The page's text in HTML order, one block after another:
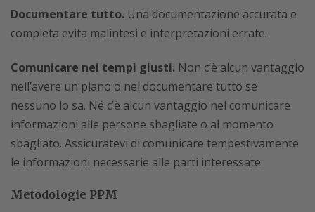
Documentare tutto. Una documentazione accurata e
completa evita malintesi e interpretazioni errate.
Comunicare nei tempi giusti. Non c’è alcun vantaggio
nell’avere un piano o nel documentare tutto se
nessuno lo sa. Né c’è alcun vantaggio nel comunicare
informazioni alle persone sbagliate o al momento
sbagliato. Assicuratevi di comunicare tempestivamente
le informazioni necessarie alle parti interessate.
Metodologie PPM